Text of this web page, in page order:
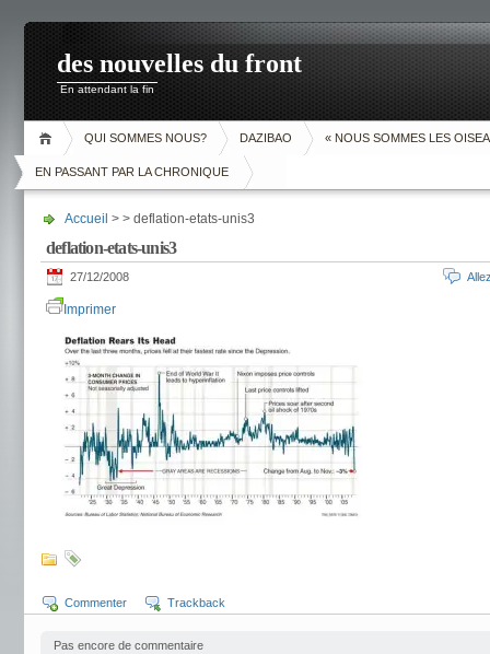
des nouvelles du front
En attendant la fin
QUI SOMMES NOUS? DAZIBAO « NOUS SOMMES LES
EN PASSANT PAR LA CHRONIQUE
Accueil > > deflation-etats-unis3
deflation-etats-unis3
27/12/2008
Imprimer
Commenter Trackback
Pas encore de commentaire